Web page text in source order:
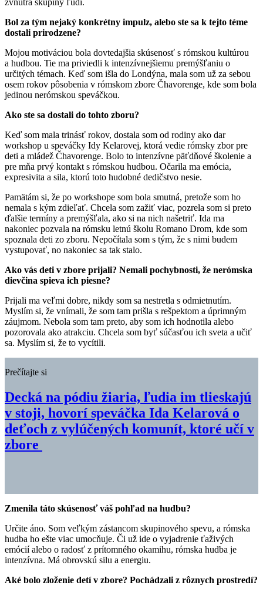
zvnútra skupiny ľudí.
Bol za tým nejaký konkrétny impulz, alebo ste sa k tejto téme
dostali prirodzene?
Mojou motiváciou bola dovtedajšia skúsenosť s rómskou kultúrou
a hudbou. Tie ma priviedli k intenzívnejšiemu premýšľaniu o
určitých témach. Keď som išla do Londýna, mala som už za sebou
osem rokov pôsobenia v rómskom zbore Čhavorenge, kde som bola
jedinou nerómskou speváčkou.
Ako ste sa dostali do tohto zboru?
Keď som mala trinásť rokov, dostala som od rodiny ako dar
workshop u speváčky Idy Kelarovej, ktorá vedie rómsky zbor pre
deti a mládež Čhavorenge. Bolo to intenzívne päťdňové školenie a
pre mňa prvý kontakt s rómskou hudbou. Očarila ma emócia,
expresivita a sila, ktorú toto hudobné dedičstvo nesie.
Pamätám si, že po workshope som bola smutná, pretože som ho
nemala s kým zdieľať. Chcela som zažiť viac, pozrela som si preto
ďalšie termíny a premýšľala, ako si na nich našetriť. Ida ma
nakoniec pozvala na rómsku letnú školu Romano Drom, kde som
spoznala deti zo zboru. Nepočítala som s tým, že s nimi budem
vystupovať, no nakoniec sa tak stalo.
Ako vás deti v zbore prijali? Nemali pochybnosti, že nerómska
dievčina spieva ich piesne?
Prijali ma veľmi dobre, nikdy som sa nestretla s odmietnutím.
Myslím si, že vnímali, že som tam prišla s rešpektom a úprimným
záujmom. Nebola som tam preto, aby som ich hodnotila alebo
pozorovala ako atrakciu. Chcela som byť súčasťou ich sveta a učiť
sa. Myslím si, že to vycítili.
Prečítajte si
Decká na pódiu žiaria, ľudia im tlieskajú
v stoji, hovorí speváčka Ida Kelarová o
deťoch z vylúčených komunít, ktoré učí v
zbore
Zmenila táto skúsenosť váš pohľad na hudbu?
Určite áno. Som veľkým zástancom skupinového spevu, a rómska
hudba ho ešte viac umocňuje. Či už ide o vyjadrenie ťaživých
emócií alebo o radosť z prítomného okamihu, rómska hudba je
intenzívna. Má obrovskú silu a energiu.
Aké bolo zloženie detí v zbore? Pochádzali z rôznych prostredí?